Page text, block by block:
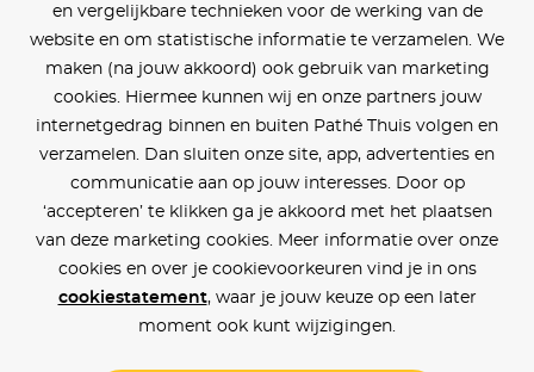
en vergelijkbare technieken voor de werking van de
website en om statistische informatie te verzamelen. We
maken (na jouw akkoord) ook gebruik van marketing
cookies. Hiermee kunnen wij en onze partners jouw
internetgedrag binnen en buiten Pathé Thuis volgen en
verzamelen. Dan sluiten onze site, app, advertenties en
communicatie aan op jouw interesses. Door op
‘accepteren’ te klikken ga je akkoord met het plaatsen
van deze marketing cookies. Meer informatie over onze
cookies en over je cookievoorkeuren vind je in ons
cookiestatement, waar je jouw keuze op een later
moment ook kunt wijzigingen.